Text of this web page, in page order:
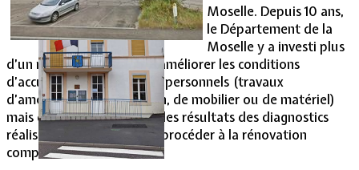
Moselle. Depuis 10 ans,
le Département de la
Moselle y a investi plus
d’un million d’euros pour améliorer les conditions
d’accueil des élèves et des personnels (travaux
d’amélioration, d’entretien, de mobilier ou de matériel)
mais devant sa vétusté et les résultats des diagnostics
réalisés, il a été décidé de procéder à la rénovation
complète du bâtiment.